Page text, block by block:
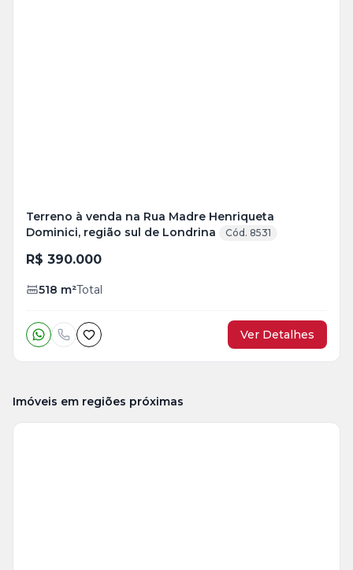
Terreno à venda na Rua Madre Henriqueta
Dominici, região sul de Londrina
Cód. 8531
R$ 390.000
518 m²Total
Ver Detalhes
Imóveis em regiões próximas